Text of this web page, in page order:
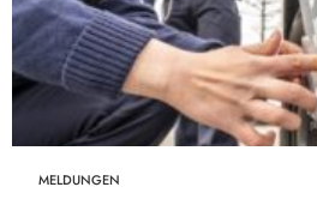
MELDUNGEN